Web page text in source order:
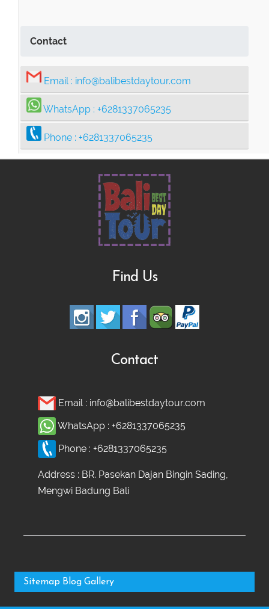
Contact
Email : info@balibestdaytour.com
WhatsApp : +6281337065235
Phone : +6281337065235
Find Us
Contact
Email : info@balibestdaytour.com
WhatsApp : +6281337065235
Phone : +6281337065235
Address : BR. Pasekan Dajan Bingin Sading,
Mengwi Badung Bali
Sitemap Blog Gallery